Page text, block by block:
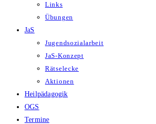
Links
Übungen
JaS
Jugendsozialarbeit
JaS-Konzept
Rätselecke
Aktionen
Heilpädagogik
OGS
Termine